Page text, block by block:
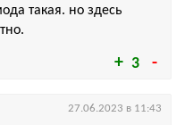
3
такая. но здесь
27.06.2023 в 11:43